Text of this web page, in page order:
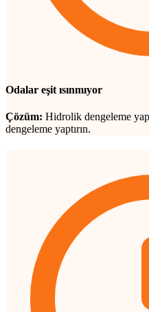
Odalar eşit ısınmıyor
Çözüm: Hidrolik dengeleme
dengeleme yaptırın.